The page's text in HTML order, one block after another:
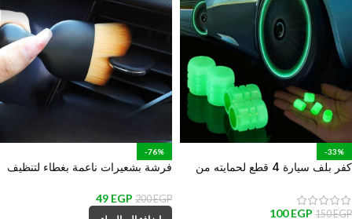
-33%
كفر بلف سيارة 4 قطع لحمايته من
الكوتش
150EGP
100EGP
-76%
فرشة بشعيرات ناعمة بغطاء لتنظيف
200EGP
49 EGP